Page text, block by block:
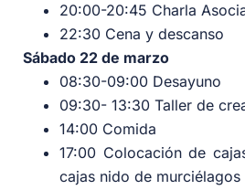
20:00-20:45 Charla
22:30 Cena y descanso
Sábado 22 de marzo
08:30-09:00 Desayuno
09:30- 13:30 Taller de
14:00 Comida
17:00 Colocación de
cajas nido de murciélagos